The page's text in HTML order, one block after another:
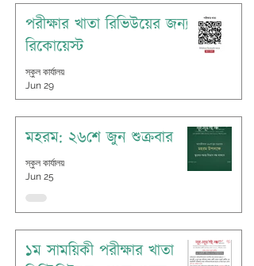
পরীক্ষার খাতা রিভিউয়ের জন্য
রিকোয়েস্ট
স্কুল কার্যালয়
Jun 29
মহরম: ২৬শে জুন শুক্রবার
স্কুল কার্যালয়
Jun 25
১ম সাময়িকী পরীক্ষার খাতা